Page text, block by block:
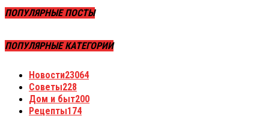
ПОПУЛЯРНЫЕ ПОСТЫ
ПОПУЛЯРНЫЕ КАТЕГОРИИ
Новости23064
Советы228
Дом и быт200
Рецепты174